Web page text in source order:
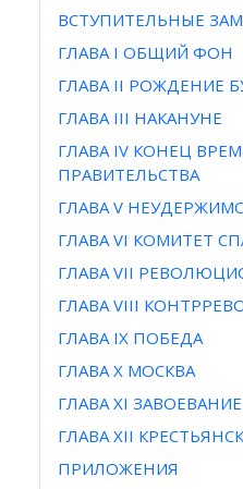
ВСТУПИТЕЛЬНЫЕ
ГЛАВА I ОБЩИЙ ФОН
ГЛАВА II РОЖДЕНИЕ
ГЛАВА III НАКАНУНЕ
ГЛАВА IV КОНЕЦ
ПРАВИТЕЛЬСТВА
ГЛАВА V
ГЛАВА VI КОМИТЕТ
ГЛАВА VII
ГЛАВА VIII
ГЛАВА IX ПОБЕДА
ГЛАВА Х МОСКВА
ГЛАВА XI
ГЛАВА XII
ПРИЛОЖЕНИЯ